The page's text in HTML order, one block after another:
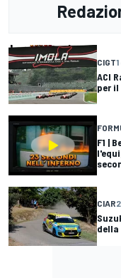
CIGT
ACI
per il
F1 |
CIAR
della